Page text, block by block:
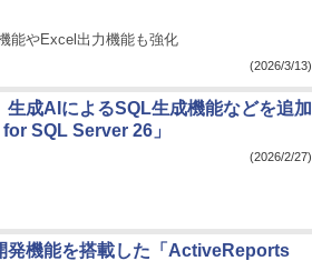
能やExcel出力機能も強化
(2026/3/13)
生成AIによるSQL生成機能などを追加
SQL Server 26」
(2026/2/27)
発機能を搭載した「ActiveReports